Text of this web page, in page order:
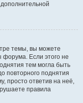
темы, вы можете
форума. Если этого не
тем могла быть
повторного поднятия
просто ответив на неё,
правила